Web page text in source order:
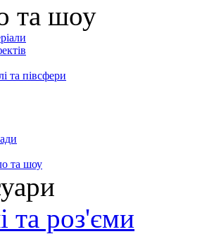
та шоу
та півсфери
та шоу
та роз'єми